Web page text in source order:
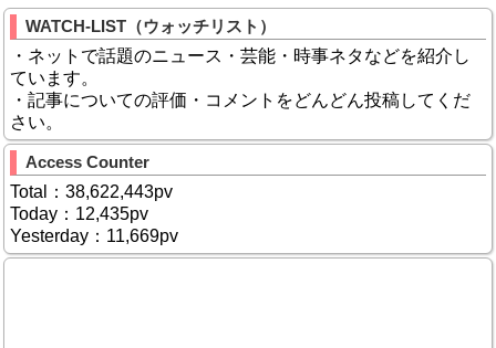
WATCH-LIST（ウォッチリスト）
・ネットで話題のニュース・芸能・時事ネタなどを紹介し
ています。
・記事についての評価・コメントをどんどん投稿してくだ
さい。
Access Counter
Total：38,622,443pv
Today：12,435pv
Yesterday：11,669pv